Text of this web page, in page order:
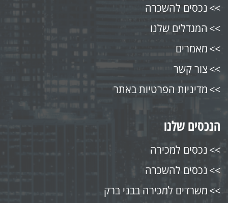
נכסים להשכרה
המגדלים שלנו
מאמרים
צור קשר
מדיניות הפרטיות באתר
הנכסים שלנו
נכסים למכירה
נכסים להשכרה
משרדים למכירה בבני ברק